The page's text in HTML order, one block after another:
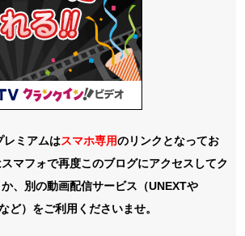
ミアムはスマホ専用のリンクとなってお
マフォで再度このブログにアクセスしてク
、別の動画配信サービス（UNEXTや
ど）をご利用くださいませ。